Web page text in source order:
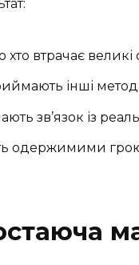
хто втрачає
інші
зв’язок із
одержимими грою